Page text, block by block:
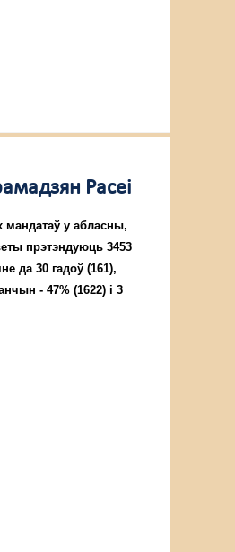
Расеі
мандатаў у абласны,
прэтэндуюць 3453
да 30 гадоў (161),
- 47% (1622) і 3